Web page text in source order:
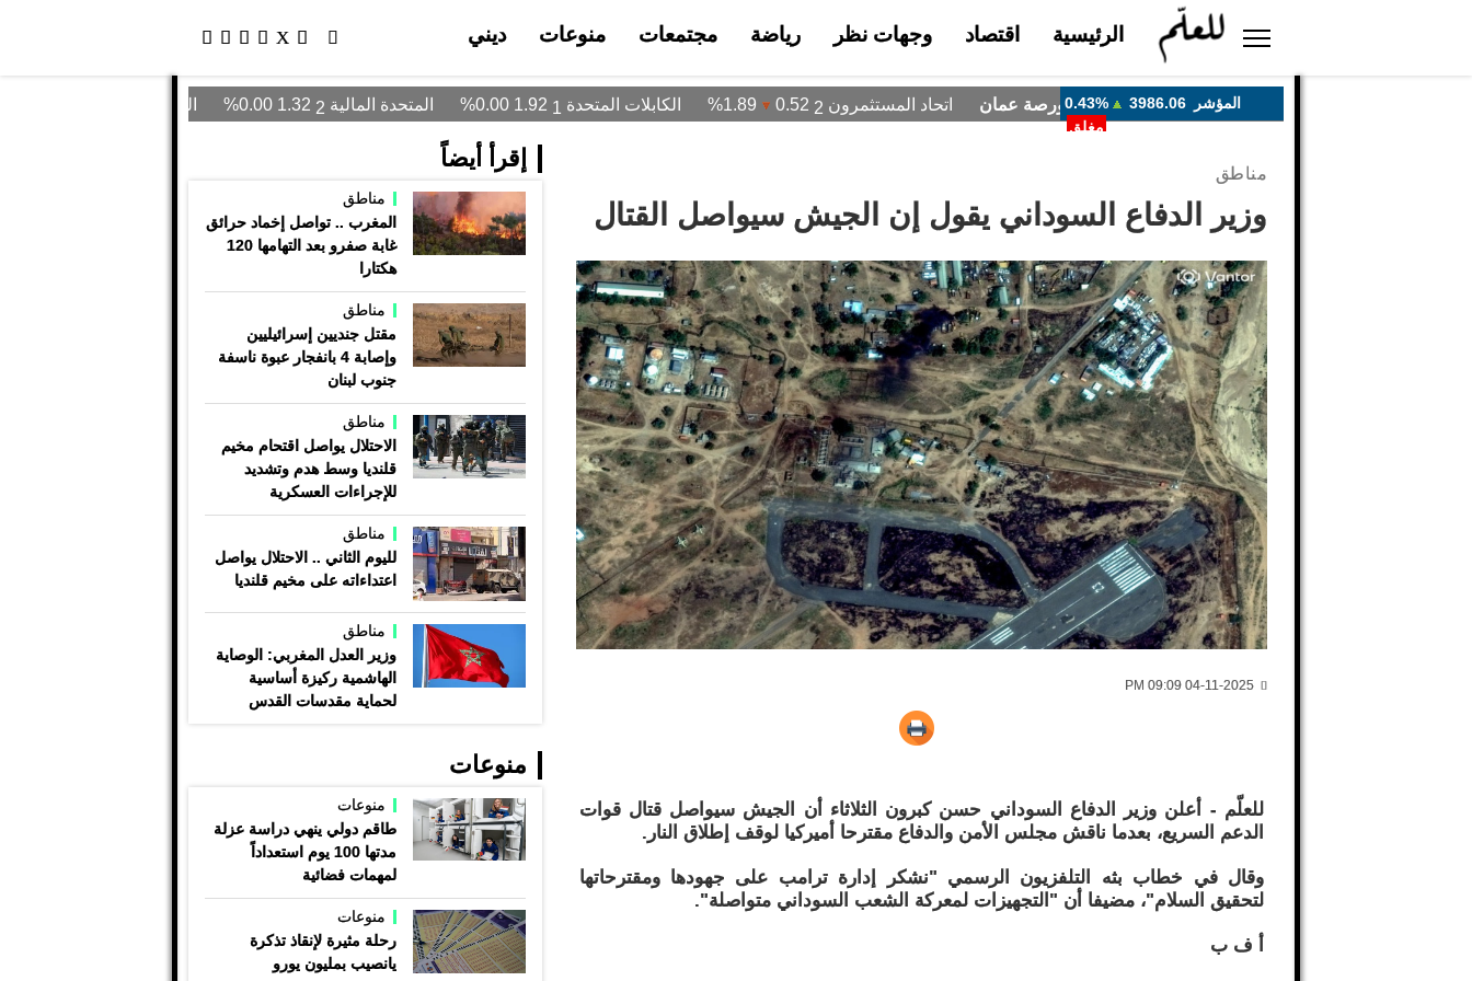
الرئيسية اقتصاد وجهات نظر رياضة مجتمعات منوعات ديني
مناطق
وزير الدفاع السوداني يقول إن الجيش سيواصل القتال
للعلّم - أعلن وزير الدفاع السوداني حسن كبرون الثلاثاء أن الجيش سيواصل قتال قوات
الدعم السريع، بعدما ناقش مجلس الأمن والدفاع مقترحا أميركيا لوقف إطلاق النار.
وقال في خطاب بثه التلفزيون الرسمي "نشكر إدارة ترامب على جهودها ومقترحاتها
لتحقيق السلام"، مضيفا أن "التجهيزات لمعركة الشعب السوداني متواصلة".
أ ف ب
إقرأ أيضاً
مناطق
المغرب .. تواصل إخماد حرائق
غابة صفرو بعد التهامها 120
هكتارا
مناطق
مقتل جنديين إسرائيليين
وإصابة 4 بانفجار عبوة ناسفة
جنوب لبنان
مناطق
الاحتلال يواصل اقتحام مخيم
قلنديا وسط هدم وتشديد
للإجراءات العسكرية
مناطق
لليوم الثاني .. الاحتلال يواصل
اعتداءاته على مخيم قلنديا
مناطق
وزير العدل المغربي: الوصاية
الهاشمية ركيزة أساسية
لحماية مقدسات القدس
منوعات
منوعات
طاقم دولي ينهي دراسة عزلة
مدتها 100 يوم استعداداً
لمهمات فضائية
منوعات
رحلة مثيرة لإنقاذ تذكرة
يانصيب بمليون يورو